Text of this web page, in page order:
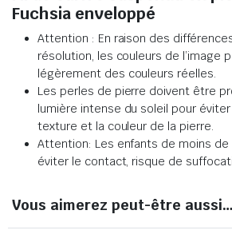
Fuchsia enveloppé
Attention : En raison des
résolution, les couleurs de l’image
légèrement des couleurs réelles.
Les perles de pierre doivent être
lumière intense du soleil pour éviter
texture et la couleur de la pierre.
Attention: Les enfants de moins
éviter le contact, risque de
Vous aimerez peut-être aussi…